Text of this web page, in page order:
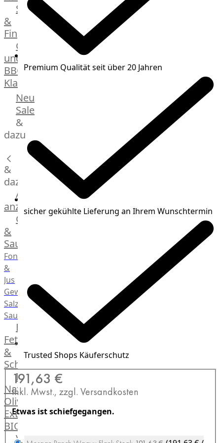
GOURMET
Manufaktur
Bratwurstsets
Toppings
Hackfleisch
Aufschnitt
Schinken
Streetfood
&
Fingerfood
Grill-
und
BBQ-
Klassiker
Beilagen
Brot
Brötchen
Burger
Buns
&
Hot
Dog
Brötchen
Desserts
Neu
Sale
&
dazu
&
dazu
Alle
anzeigen
Gewürze
&
Saucen
Fonds
&
Jus
Gewürze
Salz
Saucen
Butter,
Fett
&
Schmalz
ItalianBar
Natives
Olivenöl
Extra
BIO
Veggie
Premium Qualität seit über 20 Jahren
sicher gekühlte Lieferung an Ihrem Wunschtermin
Trusted Shops Käuferschutz
191,63 €
Inkl. Mwst., zzgl. Versandkosten
Etwas ist schiefgegangen.